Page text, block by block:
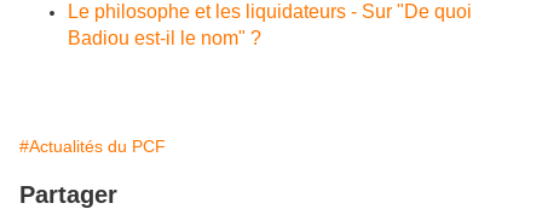
Le philosophe et les liquidateurs - Sur "De quoi
Badiou est-il le nom" ?
#Actualités du PCF
Partager